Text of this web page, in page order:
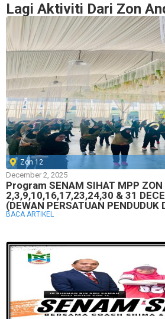
Lagi Aktiviti Dari Zon
Zon 12
December 2, 2025
Program SENAM SIHAT MPP
2,3,9,10,16,17,23,24,30 & 31
(DEWAN PERSATUAN PENDUDUK
BACA ARTIKEL